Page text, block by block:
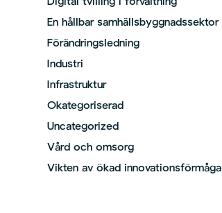
En hållbar samhällsbyggnadssektor
Förändringsledning
Industri
Infrastruktur
Okategoriserad
Uncategorized
Vård och omsorg
Vikten av ökad innovationsförmåga